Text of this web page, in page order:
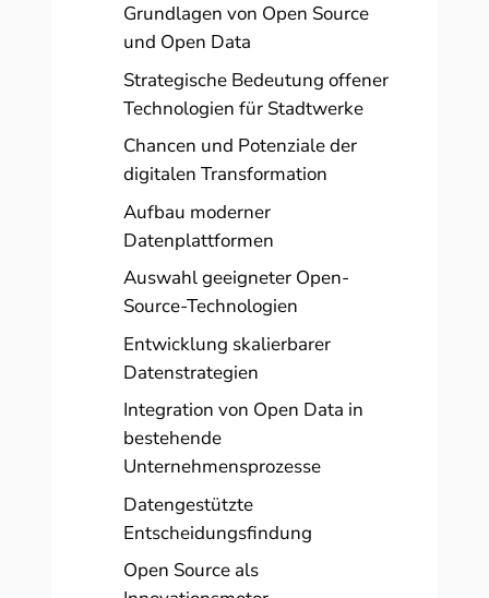
Grundlagen von Open Source
und Open Data
Strategische Bedeutung offener
Technologien für Stadtwerke
Chancen und Potenziale der
digitalen Transformation
Aufbau moderner
Datenplattformen
Auswahl geeigneter Open-
Source-Technologien
Entwicklung skalierbarer
Datenstrategien
Integration von Open Data in
bestehende
Unternehmensprozesse
Datengestützte
Entscheidungsfindung
Open Source als